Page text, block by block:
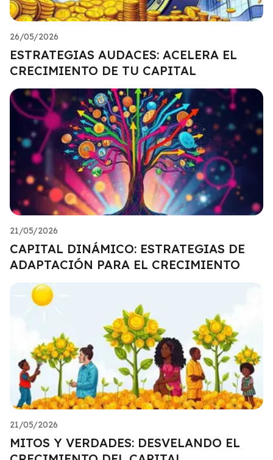
26/05/2026
ESTRATEGIAS AUDACES: ACELERA EL
CRECIMIENTO DE TU CAPITAL
21/05/2026
CAPITAL DINÁMICO: ESTRATEGIAS DE
ADAPTACIÓN PARA EL CRECIMIENTO
21/05/2026
MITOS Y VERDADES: DESVELANDO EL